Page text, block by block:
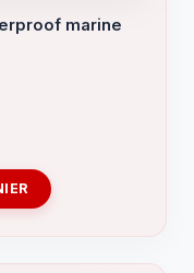
marine